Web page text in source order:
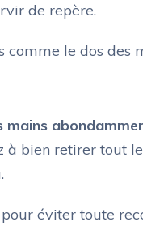
de repère.
comme le dos des
mains
à bien retirer tout
éviter toute